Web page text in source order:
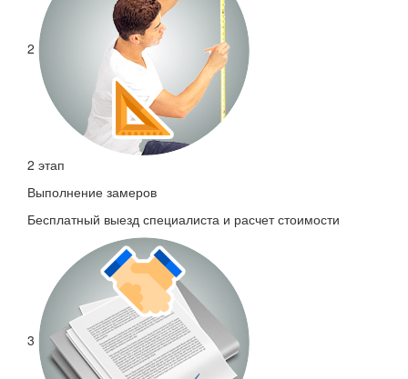
2
2 этап
Выполнение замеров
Бесплатный выезд специалиста и расчет стоимости
3